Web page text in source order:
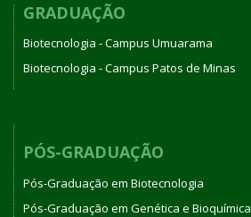
GRADUAÇÃO
Biotecnologia - Campus Umuarama
Biotecnologia - Campus Patos de Minas
PÓS-GRADUAÇÃO
Pós-Graduação em Biotecnologia
Pós-Graduação em Genética e Bioquímica